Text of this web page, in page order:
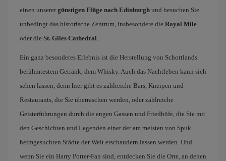
einen unserer günstigen Flüge nach Edinburgh und besuchen Sie
unbedingt das historische Zentrum, insbesondere die Royal Mile
oder die St. Giles Cathedral.
Ein ganz besonderes Erlebnis ist die Herstellung von Schottlands
berühmtestem Getränk, dem Whisky. Auch das Nachtleben kann sich
sehen lassen, denn hier gibt es zahlreiche Bars, Kneipen und
Restaurants, die Sie überraschen werden, oder zahlreiche
Geisterführungen durch die engen Gassen und Friedhöfe, die Sie mit
den Geschichten und Legenden einer der am meisten von Spuk
heimgesuchten Städte der Welt erschaudern lassen werden. Und
wenn Sie ein Harry Potter-Fan sind, entdecken Sie die Orte, an denen